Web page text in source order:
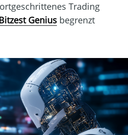
Trading
Geniusbegrenzt